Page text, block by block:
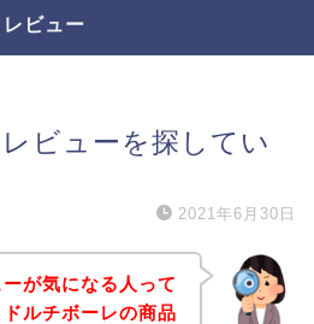
レビュー
ビューを探してい
2021年6月30日
が気になる人って
ルチボーレの商品